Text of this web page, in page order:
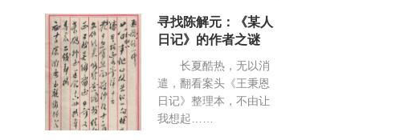
寻找陈解元：《某人
日记》的作者之谜
长夏酷热，无以消
遣，翻看案头《王秉恩
日记》整理本，不由让
我想起……